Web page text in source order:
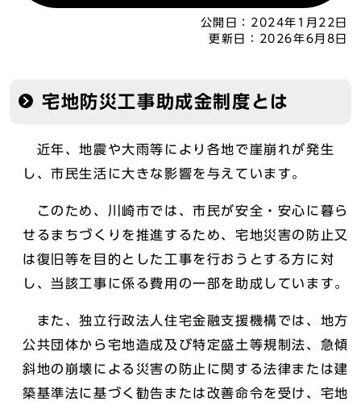
公開日： 2024年1月22日
更新日：
2026年6月8日
宅地防災工事助成金制度とは
近年、地震や大雨等により各地で崖崩れが発生
し、市民生活に大きな影響を与えています。
このため、川崎市では、市民が安全・安心に暮ら
せるまちづくりを推進するため、宅地災害の防止又
は復旧等を目的とした工事を行おうとする方に対
し、当該工事に係る費用の一部を助成しています。
また、独立行政法人住宅金融支援機構では、地方
公共団体から宅地造成及び特定盛土等規制法、急傾
斜地の崩壊による災害の防止に関する法律または建
築基準法に基づく勧告または改善命令を受け、宅地